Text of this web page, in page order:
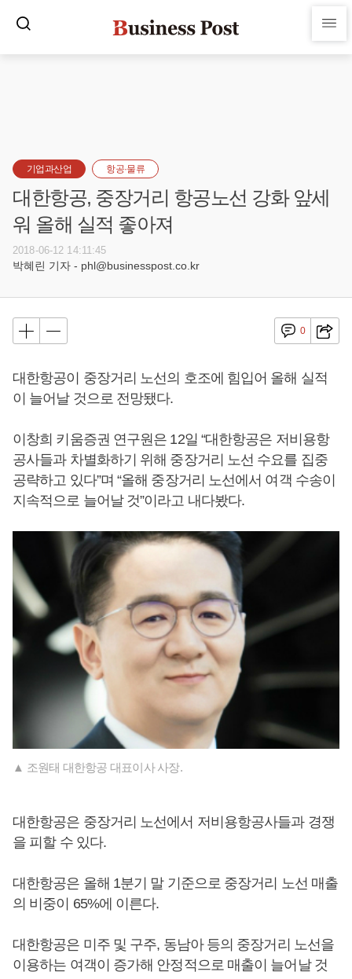
기업과산업 항공·물류
대한항공, 중장거리 항공노선 강화 앞세
워 올해 실적 좋아져
2018-06-12 14:11:45
박혜린 기자 - phl@businesspost.co.kr
0
대한항공이 중장거리 노선의 호조에 힘입어 올해 실적
이 늘어날 것으로 전망됐다.
이창희 키움증권 연구원은 12일 “대한항공은 저비용항
공사들과 차별화하기 위해 중장거리 노선 수요를 집중
공략하고 있다”며 “올해 중장거리 노선에서 여객 수송이
지속적으로 늘어날 것”이라고 내다봤다.
▲ 조원태 대한항공 대표이사 사장.
대한항공은 중장거리 노선에서 저비용항공사들과 경쟁
을 피할 수 있다.
대한항공은 올해 1분기 말 기준으로 중장거리 노선 매출
의 비중이 65%에 이른다.
대한항공은 미주 및 구주, 동남아 등의 중장거리 노선을
이용하는 여객이 증가해 안정적으로 매출이 늘어날 것